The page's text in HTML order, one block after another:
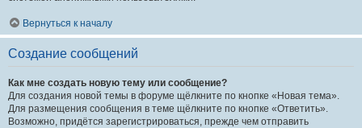
Вернуться к началу
Создание сообщений
Как мне создать новую тему или сообщение?
Для создания новой темы в форуме щёлкните по кнопке «Новая тема».
Для размещения сообщения в теме щёлкните по кнопке «Ответить».
Возможно, придётся зарегистрироваться, прежде чем отправить